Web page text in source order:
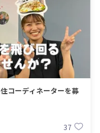
コーディネーターを募
37